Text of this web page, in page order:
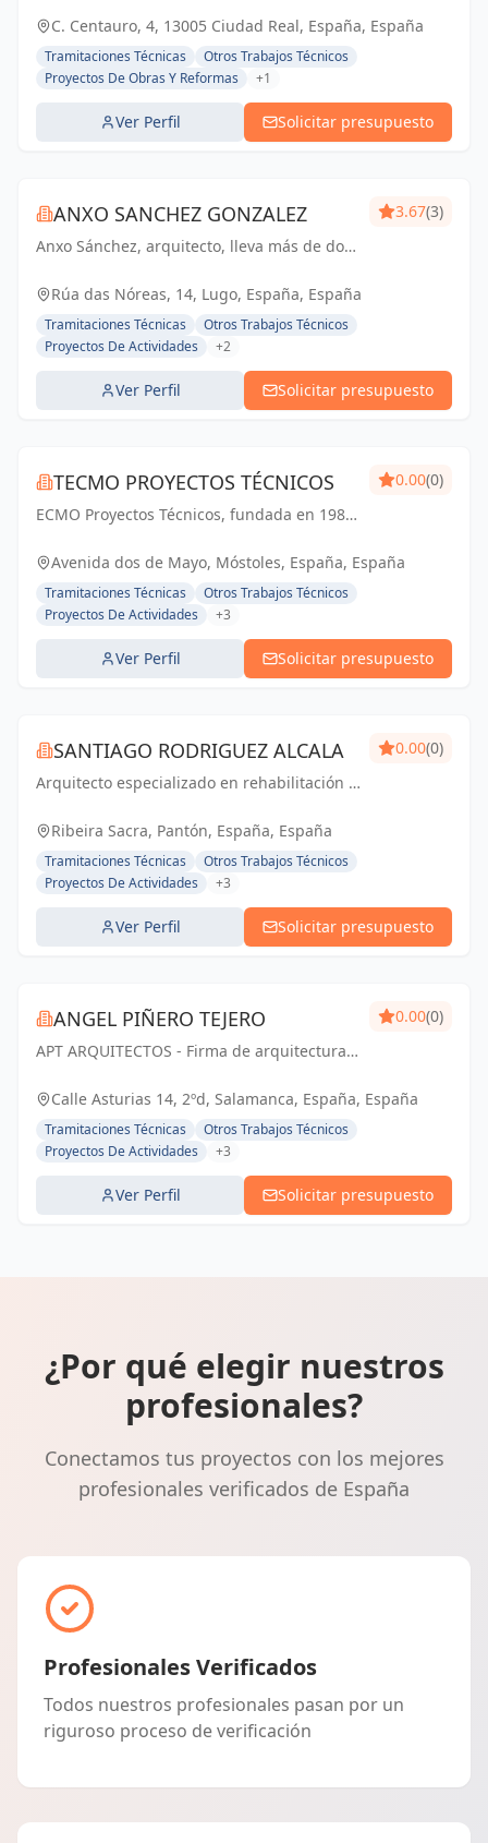
C. Centauro, 4, 13005 Ciudad Real, España, España
Tramitaciones Técnicas
Otros Trabajos Técnicos
Proyectos De Obras Y Reformas
+1
Ver Perfil Solicitar presupuesto
ANXO SANCHEZ GONZALEZ
Anxo Sánchez, arquitecto, lleva más de dos
las personas descubren que la buena
arquitectura puede traer felicidad a sus
vidas. Ar...
3.67(3)
Rúa das Nóreas, 14, Lugo, España, España
Tramitaciones Técnicas
Otros Trabajos Técnicos
Proyectos De Actividades
+2
Ver Perfil Solicitar presupuesto
TECMO PROYECTOS TÉCNICOS
ECMO Proyectos Técnicos, fundada en 1989,
experiencia en la elaboración y tramitación
de proyectos de ingeniería, tanto
industriales,...
0.00(0)
Avenida dos de Mayo, Móstoles, España, España
Tramitaciones Técnicas
Otros Trabajos Técnicos
Proyectos De Actividades
+3
Ver Perfil Solicitar presupuesto
SANTIAGO RODRIGUEZ ALCALA
Arquitecto especializado en rehabilitación y
eficiente energéticamente. EL proyecto es tu
0.00(0)
Ribeira Sacra, Pantón, España, España
Tramitaciones Técnicas
Otros Trabajos Técnicos
Proyectos De Actividades
+3
Ver Perfil Solicitar presupuesto
ANGEL PIÑERO TEJERO
APT ARQUITECTOS - Firma de arquitectura
0.00(0)
Calle Asturias 14, 2ºd, Salamanca, España, España
Tramitaciones Técnicas
Otros Trabajos Técnicos
Proyectos De Actividades
+3
Ver Perfil Solicitar presupuesto
¿Por qué elegir nuestros
profesionales?
Conectamos tus proyectos con los mejores
profesionales verificados de España
Profesionales Verificados
Todos nuestros profesionales pasan por un
riguroso proceso de verificación